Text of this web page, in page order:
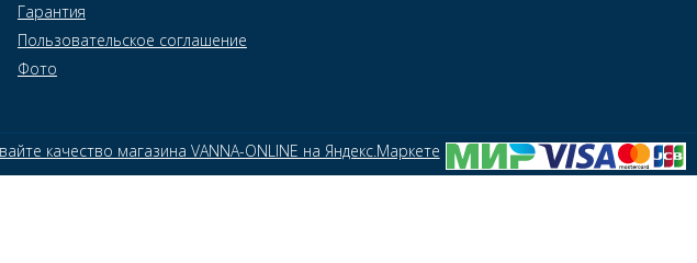
Гарантия
Пользовательское соглашение
Фото